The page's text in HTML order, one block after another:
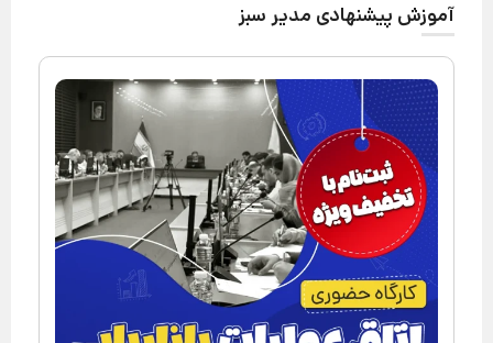
آموزش پیشنهادی مدیر سبز